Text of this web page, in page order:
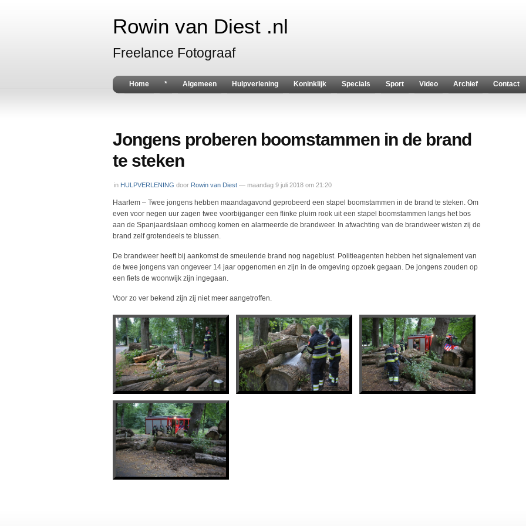
Rowin van Diest .nl
Freelance Fotograaf
Home * Algemeen Hulpverlening Koninklijk Specials Sport Video Archief Contact
Jongens proberen boomstammen in de brand
te steken
in HULPVERLENING door Rowin van Diest — maandag 9 juli 2018 om 21:20
Haarlem – Twee jongens hebben maandagavond geprobeerd een stapel boomstammen in de brand te steken. Om
even voor negen uur zagen twee voorbijganger een flinke pluim rook uit een stapel boomstammen langs het bos
aan de Spanjaardslaan omhoog komen en alarmeerde de brandweer. In afwachting van de brandweer wisten zij de
brand zelf grotendeels te blussen.
De brandweer heeft bij aankomst de smeulende brand nog nageblust. Politieagenten hebben het signalement van
de twee jongens van ongeveer 14 jaar opgenomen en zijn in de omgeving opzoek gegaan. De jongens zouden op
een fiets de woonwijk zijn ingegaan.
Voor zo ver bekend zijn zij niet meer aangetroffen.